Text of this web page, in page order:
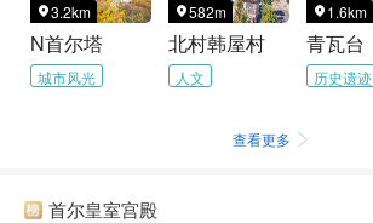
3.2km
N首尔塔
城市风光
582m
北村韩屋村
人文
 1.6km
青瓦台
历史遗迹
查看更多 
首尔皇室宫殿